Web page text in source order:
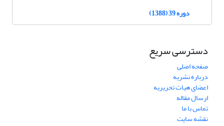
دوره 39 (1388)
دسترسی سریع
صفحه اصلی
درباره نشریه
اعضای هیات تحریریه
ارسال مقاله
تماس با ما
نقشه سایت